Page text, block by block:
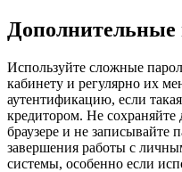
Дополнительные
Используйте сложные
кабинету и регулярно их
аутентификацию, если
кредитором. Не сохраняйте
браузере и не записывайте
завершения работы с
системы, особенно если